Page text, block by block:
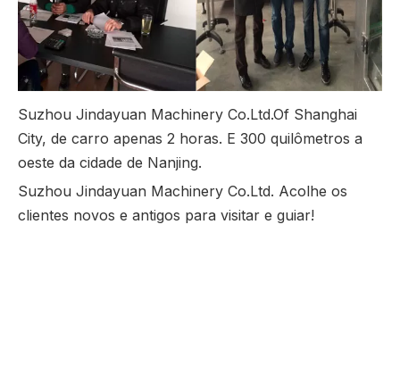
Suzhou Jindayuan Machinery Co.Ltd.Of Shanghai
City, de carro apenas 2 horas. E 300 quilômetros a
oeste da cidade de Nanjing.
Suzhou Jindayuan Machinery Co.Ltd. Acolhe os
clientes novos e antigos para visitar e guiar!